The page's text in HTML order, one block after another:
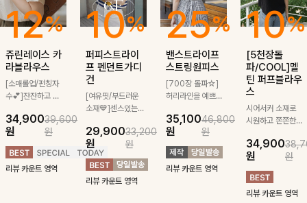
12%
쥬린레이스 카
라블라우스
[소매롤업/펀칭자
수💕]잔잔하고 고
테일이 사랑스러운
블라우스-페미닌
하면서 여리한 무
드로 즐겨지는
ITEM
34,900
원
39,600
원
리뷰 카운트 영역
10%
퍼피스트라이
프 펜던트가디
건
[여유핏/부드러운
소재💙]센스있는
귀여운 퍼피 펜던
트로 포인트를 선
사하는 니트 가디
건을 소개할게요 :)
29,900
원
33,200
원
리뷰 카운트 영역
25%
밴스트라이프
스트링원피스
[700장 돌파☆]
허리라인을 예쁘게
깔끔한 스트라이프
패턴에 링클프리!
💙플레어지는 롱한
기장감까지 완벽한
데일리 원피스:B
35,100
원
46,800
원
리뷰 카운트 영역
10%
[5천장돌
파/COOL]멜
틴 퍼프블라우
스
시어서커 소재로
시원하고 쫀쫀한
편안하게 입혀질
블라우스- 단정한
카라와 풍성한 퍼
프 소매로 여성스
러움을 더했어요 :)
34,900
원
원
리뷰 카운트 영역